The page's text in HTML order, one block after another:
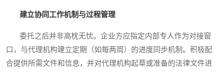
建立协同工作机制与过程管理
委托之后并非高枕无忧。企业方应指定内部专人作为对接窗
口，与代理机构建立定期（如每两周）的进度同步机制。积极配
合提供所需文件和信息，并对代理机构起草或准备的法律文件进